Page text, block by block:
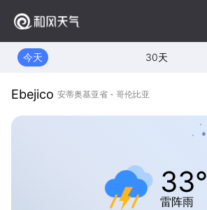
今天 30天
Ebejico 安蒂奥基亚省 - 哥伦比亚
33°
雷阵雨